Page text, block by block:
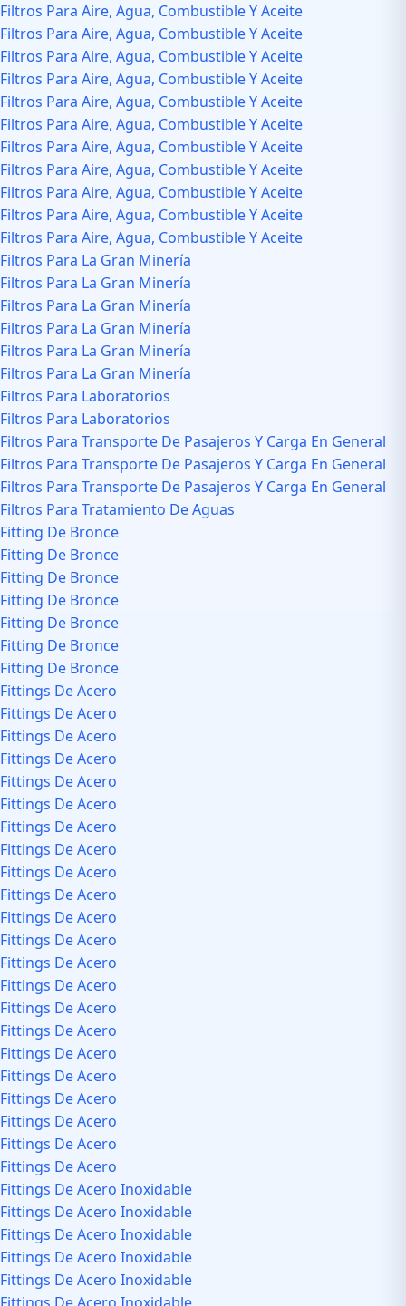
Filtros Para Aire, Agua, Combustible Y Aceite
Filtros Para Aire, Agua, Combustible Y Aceite
Filtros Para Aire, Agua, Combustible Y Aceite
Filtros Para Aire, Agua, Combustible Y Aceite
Filtros Para Aire, Agua, Combustible Y Aceite
Filtros Para Aire, Agua, Combustible Y Aceite
Filtros Para Aire, Agua, Combustible Y Aceite
Filtros Para Aire, Agua, Combustible Y Aceite
Filtros Para Aire, Agua, Combustible Y Aceite
Filtros Para Aire, Agua, Combustible Y Aceite
Filtros Para Aire, Agua, Combustible Y Aceite
Filtros Para La Gran Minería
Filtros Para La Gran Minería
Filtros Para La Gran Minería
Filtros Para La Gran Minería
Filtros Para La Gran Minería
Filtros Para La Gran Minería
Filtros Para Laboratorios
Filtros Para Laboratorios
Filtros Para Transporte De Pasajeros Y Carga En General
Filtros Para Transporte De Pasajeros Y Carga En General
Filtros Para Transporte De Pasajeros Y Carga En General
Filtros Para Tratamiento De Aguas
Fitting De Bronce
Fitting De Bronce
Fitting De Bronce
Fitting De Bronce
Fitting De Bronce
Fitting De Bronce
Fitting De Bronce
Fittings De Acero
Fittings De Acero
Fittings De Acero
Fittings De Acero
Fittings De Acero
Fittings De Acero
Fittings De Acero
Fittings De Acero
Fittings De Acero
Fittings De Acero
Fittings De Acero
Fittings De Acero
Fittings De Acero
Fittings De Acero
Fittings De Acero
Fittings De Acero
Fittings De Acero
Fittings De Acero
Fittings De Acero
Fittings De Acero
Fittings De Acero
Fittings De Acero
Fittings De Acero Inoxidable
Fittings De Acero Inoxidable
Fittings De Acero Inoxidable
Fittings De Acero Inoxidable
Fittings De Acero Inoxidable